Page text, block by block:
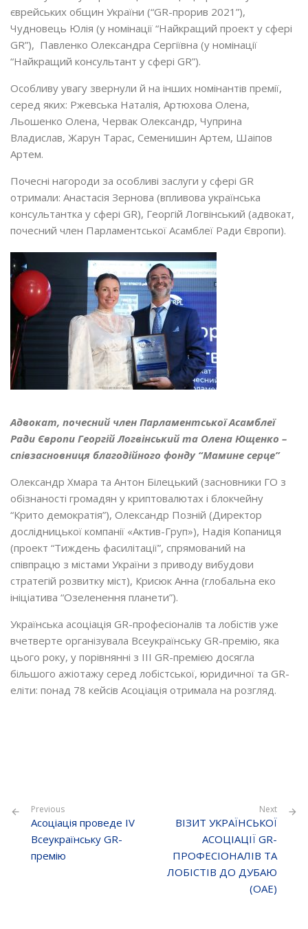
єврейських общин України (“GR-прорив 2021”),
Чудновець Юлія (у номінації “Найкращий проект у сфері
GR”), Павленко Олександра Сергіївна (у номінації
“Найкращий консультант у сфері GR”).
Особливу увагу звернули й на інших номінантів премії,
серед яких: Ржевська Наталія, Артюхова Олена,
Льошенко Олена, Червак Олександр, Чуприна
Владислав, Жарун Тарас, Семенишин Артем, Шаіпов
Артем.
Почесні нагороди за особливі заслуги у сфері GR
отримали: Анастасія Зернова (впливова українська
консультантка у сфері GR), Георгій Логвінський (адвокат,
почесний член Парламентської Асамблеї Ради Європи).
Адвокат, почесний член Парламентської Асамблеї
Ради Європи Георгій Логвінський та Олена Ющенко –
співзасновниця благодійного фонду “Мамине серце”
Олександр Хмара та Антон Білецький (засновники ГО з
обізнаності громадян у криптовалютах і блокчейну
“Крито демократія”), Олександр Позній (Директор
дослідницької компанії «Актив-Груп»), Надія Копаниця
(проект “Тиждень фасилітації”, спрямований на
співпрацю з містами України з приводу вибудови
стратегій розвитку міст), Крисюк Анна (глобальна еко
ініціатива “Озеленення планети”).
Українська асоціація GR-професіоналів та лобістів уже
вчетверте організувала Всеукраїнську GR-премію, яка
цього року, у порівнянні з ІІІ GR-премією досягла
більшого ажіотажу серед лобістської, юридичної та GR-
еліти: понад 78 кейсів Асоціація отримала на розгляд.
Previous
Асоціація проведе IV
Всеукраїнську GR-
премію
Next
ВІЗИТ УКРАЇНСЬКОЇ
АСОЦІАЦІЇ GR-
ПРОФЕСІОНАЛІВ ТА
ЛОБІСТІВ ДО ДУБАЮ
(ОАЕ)